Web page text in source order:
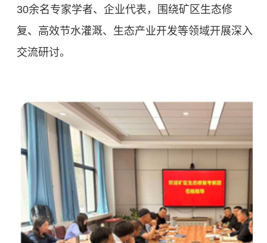
30余名专家学者、企业代表，围绕矿区生态修
复、高效节水灌溉、生态产业开发等领域开展深入
交流研讨。